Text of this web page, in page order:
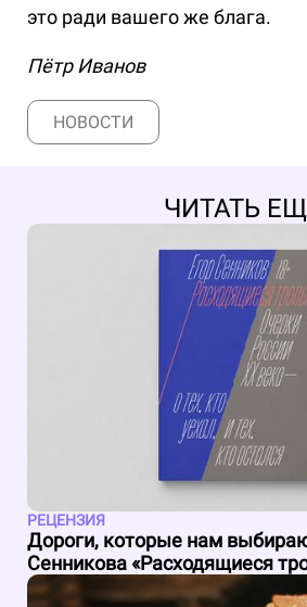
это ради вашего же блага.
Пётр Иванов
НОВОСТИ
ЧИТАТЬ
РЕЦЕНЗИЯ
Дороги, которые нам
Сенникова «Расходящиеся